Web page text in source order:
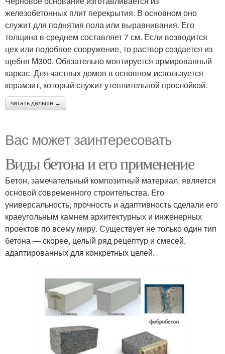
железобетонных плит перекрытия. В основном оно
служит для поднятия пола или выравнивания. Его
толщина в среднем составляет 7 см. Если возводится
цех или подобное сооружение, то раствор создается из
щебня М300. Обязательно монтируется армированный
каркас. Для частных домов в основном используется
керамзит, который служит утеплительной прослойкой.
читать дальше →
Вас может заинтересовать
Виды бетона и его применение
Бетон, замечательный композитный материал, является
основой современного строительства. Его
универсальность, прочность и адаптивность сделали его
краеугольным камнем архитектурных и инженерных
проектов по всему миру. Существует не только один тип
бетона — скорее, целый ряд рецептур и смесей,
адаптированных для конкретных целей.